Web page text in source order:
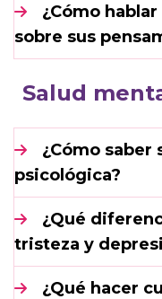
¿Cómo
sobre sus
Salud
¿Cómo saber
psicológica?
¿Qué
tristeza y
¿Qué hacer